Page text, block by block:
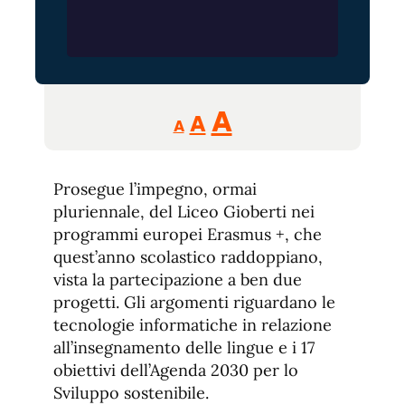
A
Reducir
tamaño
A Restablecer
fuente
AAumentar
de
fuente.
Prosegue l’impegno, ormai
pluriennale, del Liceo Gioberti nei
programmi europei Erasmus +, che
quest’anno scolastico raddoppiano,
vista la partecipazione a ben due
progetti. Gli argomenti riguardano le
tecnologie informatiche in relazione
all’insegnamento delle lingue e i 17
obiettivi dell’Agenda 2030 per lo
Sviluppo sostenibile.